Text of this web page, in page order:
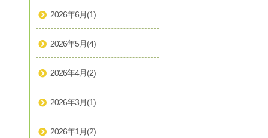
2026年6月(1)
2026年5月(4)
2026年4月(2)
2026年3月(1)
2026年1月(2)